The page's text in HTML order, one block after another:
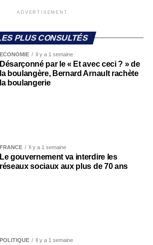
ADVERTISEMENT
PLUS CONSULTÉS
ECONOMIE Il y a 1 semaine
Désarçonné par le « Et avec ceci ? » de
la boulangère, Bernard Arnault rachète
la boulangerie
FRANCE Il y a 1 semaine
Le gouvernement va interdire les
réseaux sociaux aux plus de 70 ans
POLITIQUE Il y a 1 semaine